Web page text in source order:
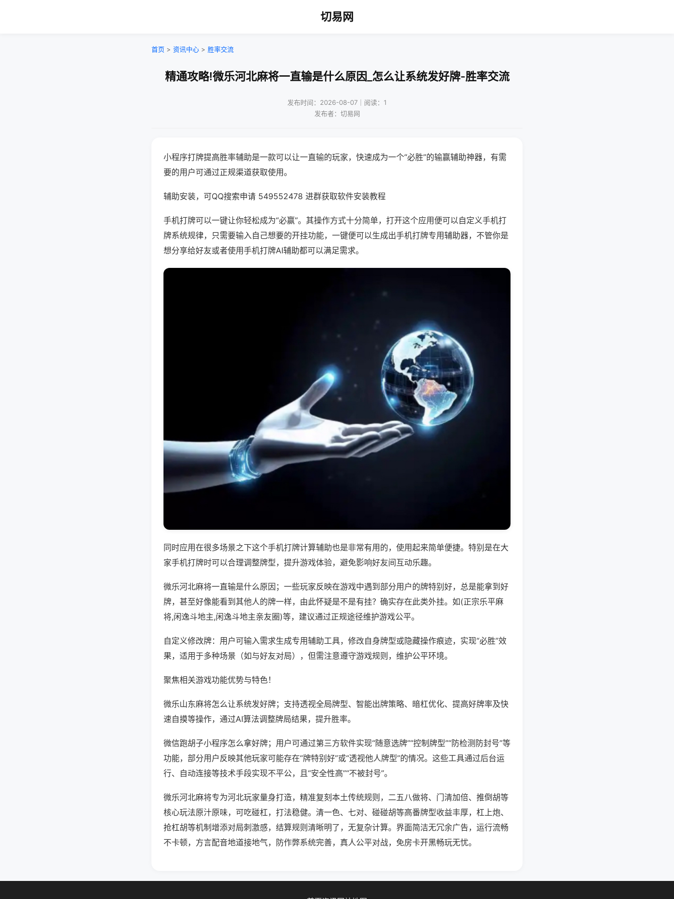
切易网
首页 > 资讯中心 > 胜率交流
精通攻略!微乐河北麻将一直输是什么原因_怎么让系统发好牌-胜率交流
发布时间：2026-08-07｜阅读：1
发布者：切易网
小程序打牌提高胜率辅助是一款可以让一直输的玩家，快速成为一个“必胜”的输赢辅助神器，有需
要的用户可通过正规渠道获取使用。
辅助安装，可QQ搜索申请 549552478 进群获取软件安装教程
手机打牌可以一键让你轻松成为“必赢”。其操作方式十分简单，打开这个应用便可以自定义手机打
牌系统规律，只需要输入自己想要的开挂功能，一键便可以生成出手机打牌专用辅助器，不管你是
想分享给好友或者使用手机打牌AI辅助都可以满足需求。
同时应用在很多场景之下这个手机打牌计算辅助也是非常有用的，使用起来简单便捷。特别是在大
家手机打牌时可以合理调整牌型，提升游戏体验，避免影响好友间互动乐趣。
微乐河北麻将一直输是什么原因；一些玩家反映在游戏中遇到部分用户的牌特别好，总是能拿到好
牌，甚至好像能看到其他人的牌一样，由此怀疑是不是有挂？确实存在此类外挂。如(正宗乐平麻
将,闲逸斗地主,闲逸斗地主亲友圈)等，建议通过正规途径维护游戏公平。
自定义修改牌：用户可输入需求生成专用辅助工具，修改自身牌型或隐藏操作痕迹，实现“必胜”效
果，适用于多种场景（如与好友对局），但需注意遵守游戏规则，维护公平环境。
聚焦相关游戏功能优势与特色！
微乐山东麻将怎么让系统发好牌；支持透视全局牌型、智能出牌策略、暗杠优化、提高好牌率及快
速自摸等操作，通过AI算法调整牌局结果，提升胜率。
微信跑胡子小程序怎么拿好牌；用户可通过第三方软件实现“随意选牌”“控制牌型”“防检测防封号”等
功能，部分用户反映其他玩家可能存在“牌特别好”或“透视他人牌型”的情况。这些工具通过后台运
行、自动连接等技术手段实现不平公，且“安全性高”“不被封号”。
微乐河北麻将专为河北玩家量身打造，精准复刻本土传统规则，二五八做将、门清加倍、推倒胡等
核心玩法原汁原味，可吃碰杠，打法稳健。清一色、七对、碰碰胡等高番牌型收益丰厚，杠上炮、
抢杠胡等机制增添对局刺激感，结算规则清晰明了，无复杂计算。界面简洁无冗余广告，运行流畅
不卡顿，方言配音地道接地气，防作弊系统完善，真人公平对战，免房卡开黑畅玩无忧。